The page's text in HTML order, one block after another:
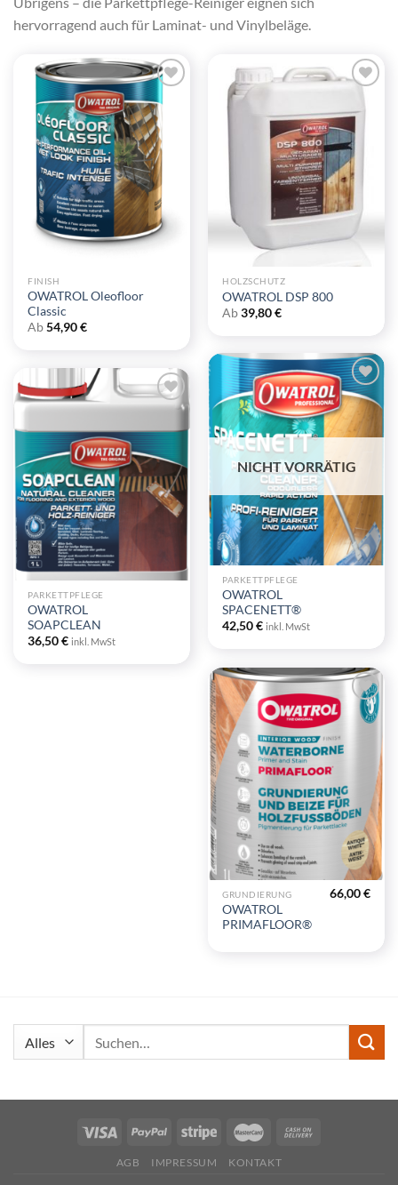
hervorragend auch für Laminat- und Vinylbeläge.
Wunschliste
hinzufügen
FINISH
OWATROL Oleofloor
Classic
Ab54,90€
Zu
Wunschliste
hinzufügen
HOLZSCHUTZ
OWATROL DSP 800
Ab39,80€
Zu
Wunschliste
hinzufügen
NICHT VORRÄTIG
PARKETTPFLEGE
OWATROL
SPACENETT®
42,50€ inkl. MwSt
Zu
Wunschliste
hinzufügen
PARKETTPFLEGE
OWATROL
SOAPCLEAN
36,50€ inkl. MwSt
Wunschliste
hinzufügen
GRUNDIERUNG
OWATROL
PRIMAFLOOR®
66,00€
AGB IMPRESSUM KONTAKT